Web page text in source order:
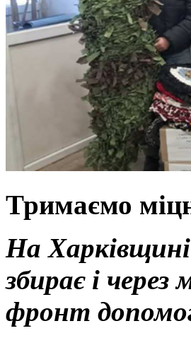
Тримаємо
На
збирає і через
фронт